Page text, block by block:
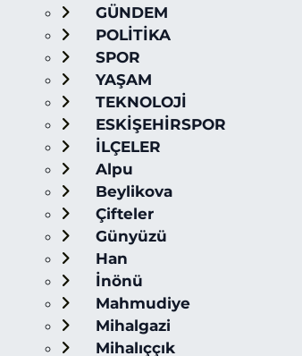
GÜNDEM
POLİTİKA
SPOR
YAŞAM
TEKNOLOJİ
ESKİŞEHİRSPOR
İLÇELER
Alpu
Beylikova
Çifteler
Günyüzü
Han
İnönü
Mahmudiye
Mihalgazi
Mihalıççık